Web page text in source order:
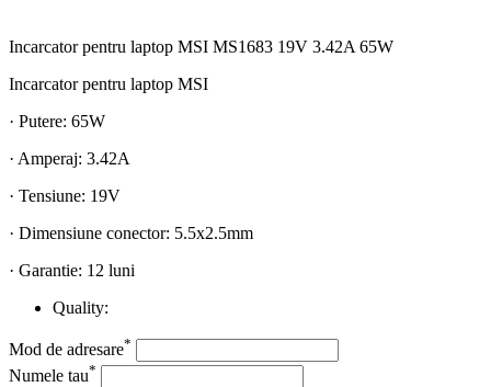
Incarcator pentru laptop MSI MS1683 19V 3.42A 65W
Incarcator pentru laptop MSI
· Putere: 65W
· Amperaj: 3.42A
· Tensiune: 19V
· Dimensiune conector: 5.5x2.5mm
· Garantie: 12 luni
Quality:
Mod de adresare*
Numele tau*